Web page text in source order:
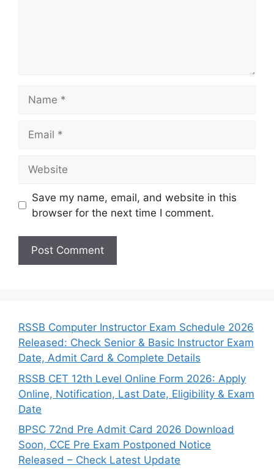
Save my name, email, and website in this
browser for the next time I comment.
RSSB Computer Instructor Exam Schedule 2026
Released: Check Senior & Basic Instructor Exam
Date, Admit Card & Complete Details
RSSB CET 12th Level Online Form 2026: Apply
Online, Notification, Last Date, Eligibility & Exam
Date
BPSC 72nd Pre Admit Card 2026 Download
Soon, CCE Pre Exam Postponed Notice
Released – Check Latest Update